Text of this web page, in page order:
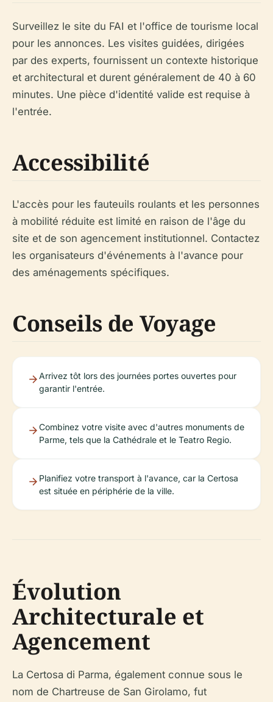
Surveillez le site du FAI et l'office de tourisme local
pour les annonces. Les visites guidées, dirigées
par des experts, fournissent un contexte historique
et architectural et durent généralement de 40 à 60
minutes. Une pièce d'identité valide est requise à
l'entrée.
Accessibilité
L'accès pour les fauteuils roulants et les personnes
à mobilité réduite est limité en raison de l'âge du
site et de son agencement institutionnel. Contactez
les organisateurs d'événements à l'avance pour
des aménagements spécifiques.
Conseils de Voyage
Arrivez tôt lors des journées portes ouvertes pour
garantir l'entrée.
Combinez votre visite avec d'autres monuments de
Parme, tels que la Cathédrale et le Teatro Regio.
Planifiez votre transport à l'avance, car la Certosa
est située en périphérie de la ville.
Évolution
Architecturale et
Agencement
La Certosa di Parma, également connue sous le
nom de Chartreuse de San Girolamo, fut